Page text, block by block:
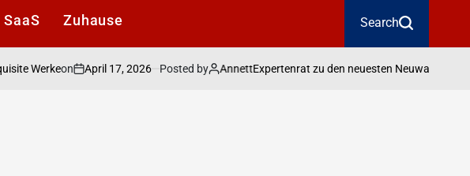
Zuhause Search
Werkeon April 17, 2026 Posted by AnnettExpertenrat zu den neuesten Neuwagenmodelle